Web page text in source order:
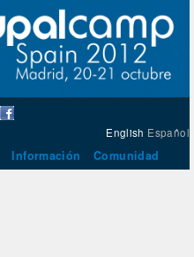
English Español
Información Comunidad